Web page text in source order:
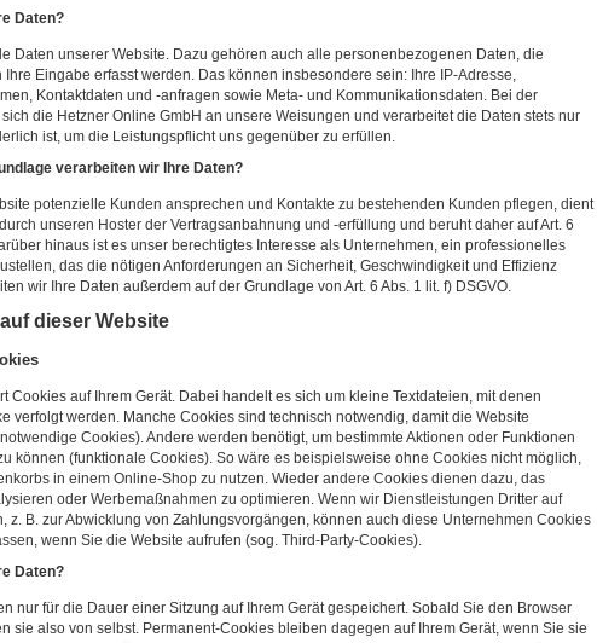
Daten?
Daten unserer Website. Dazu gehören auch alle personenbezogenen Daten, die
Eingabe erfasst werden. Das können insbesondere sein: Ihre IP-Adresse,
Kontaktdaten und -anfragen sowie Meta- und Kommunikationsdaten. Bei der
die Hetzner Online GmbH an unsere Weisungen und verarbeitet die Daten stets nur
ist, um die Leistungspflicht uns gegenüber zu erfüllen.
verarbeiten wir Ihre Daten?
potenzielle Kunden ansprechen und Kontakte zu bestehenden Kunden pflegen, dient
unseren Hoster der Vertragsanbahnung und -erfüllung und beruht daher auf Art. 6
hinaus ist es unser berechtigtes Interesse als Unternehmen, ein professionelles
das die nötigen Anforderungen an Sicherheit, Geschwindigkeit und Effizienz
wir Ihre Daten außerdem auf der Grundlage von Art. 6 Abs. 1 lit. f) DSGVO.
dieser Website
Cookies auf Ihrem Gerät. Dabei handelt es sich um kleine Textdateien, mit denen
verfolgt werden. Manche Cookies sind technisch notwendig, damit die Website
Cookies). Andere werden benötigt, um bestimmte Aktionen oder Funktionen
können (funktionale Cookies). So wäre es beispielsweise ohne Cookies nicht möglich,
in einem Online-Shop zu nutzen. Wieder andere Cookies dienen dazu, das
oder Werbemaßnahmen zu optimieren. Wenn wir Dienstleistungen Dritter auf
z. B. zur Abwicklung von Zahlungsvorgängen, können auch diese Unternehmen Cookies
wenn Sie die Website aufrufen (sog. Third-Party-Cookies).
Daten?
nur für die Dauer einer Sitzung auf Ihrem Gerät gespeichert. Sobald Sie den Browser
sie also von selbst. Permanent-Cookies bleiben dagegen auf Ihrem Gerät, wenn Sie sie